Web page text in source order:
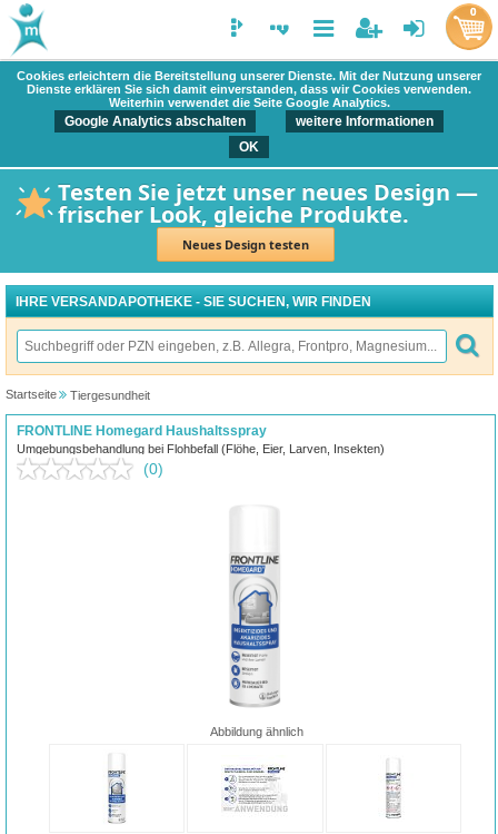
Cookies erleichtern die Bereitstellung unserer Dienste. Mit der Nutzung unserer
Dienste erklären Sie sich damit einverstanden, dass wir Cookies verwenden.
Weiterhin verwendet die Seite Google Analytics.
Google Analytics abschalten
weitere Informationen
OK
Testen Sie jetzt unser neues Design —
frischer Look, gleiche Produkte.
Neues Design testen
0
IHRE VERSANDAPOTHEKE - SIE SUCHEN, WIR FINDEN
Startseite Tiergesundheit
FRONTLINE Homegard Haushaltsspray
Umgebungsbehandlung bei Flohbefall (Flöhe, Eier, Larven, Insekten)
(0)
Abbildung ähnlich